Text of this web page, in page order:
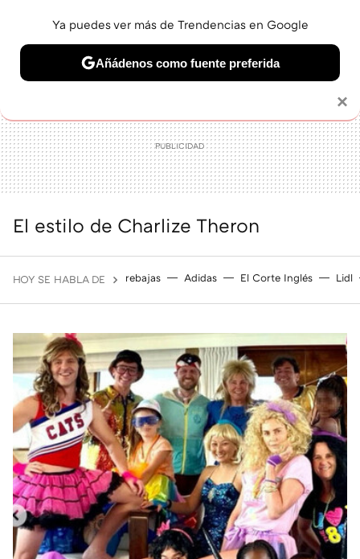
BELLEZA SHOPPING VIAJES GASTRO SNEAKERS
El estilo de Charlize Theron
HOY SE HABLA DE rebajas Adidas El Corte Inglés Lidl
×
Ya puedes ver más de Trendencias en Google
Añádenos como fuente preferida